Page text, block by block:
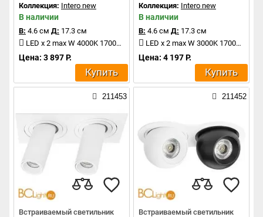
Коллекция: Intero new
В наличии
В: 4.6 см Д: 17.3 см
LED x 2 max W 4000K 1700Lm
Цена: 3 897 Р.
Купить
Коллекция: Intero new
В наличии
В: 4.6 см Д: 17.3 см
LED x 2 max W 3000K 1700Lm
Цена: 4 197 Р.
Купить
211453
Встраиваемый светильник
211452
Встраиваемый светильник